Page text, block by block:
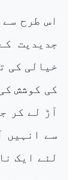
اس طرح
جدیدیت
خیالی کی
کی کوشش
آڑ لے کر
سے انہیں
لئے ایک